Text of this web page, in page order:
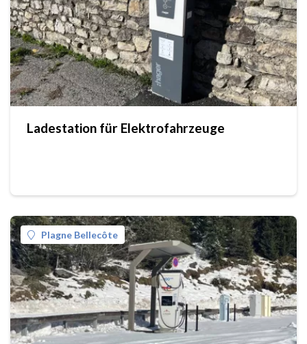
Ladestation für Elektrofahrzeuge
Plagne Bellecôte